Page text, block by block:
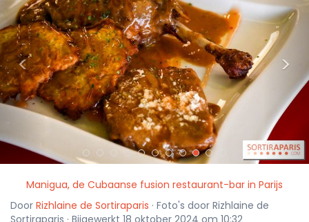
< >
Manigua, de Cubaanse fusion restaurant-bar in Parijs
Door Rizhlaine de Sortiraparis · Foto's door Rizhlaine de